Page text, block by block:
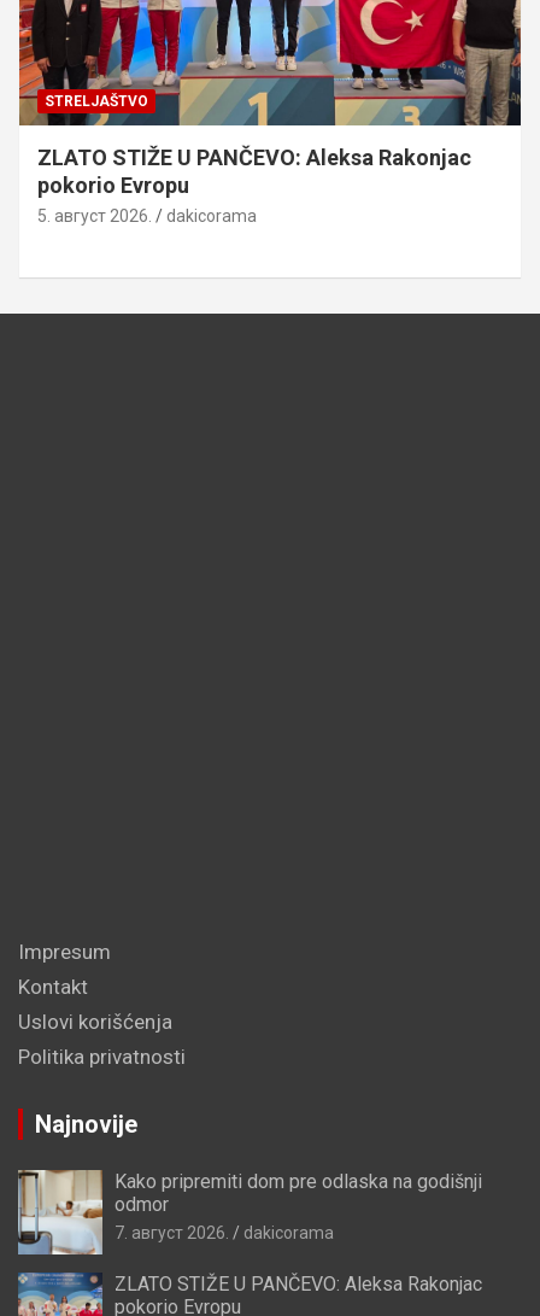
STRELJAŠTVO
ZLATO STIŽE U PANČEVO: Aleksa Rakonjac
pokorio Evropu
5. август 2026. dakicorama
Impresum
Kontakt
Uslovi korišćenja
Politika privatnosti
Najnovije
Kako pripremiti dom pre odlaska na godišnji
odmor
7. август 2026. dakicorama
ZLATO STIŽE U PANČEVO: Aleksa Rakonjac
pokorio Evropu